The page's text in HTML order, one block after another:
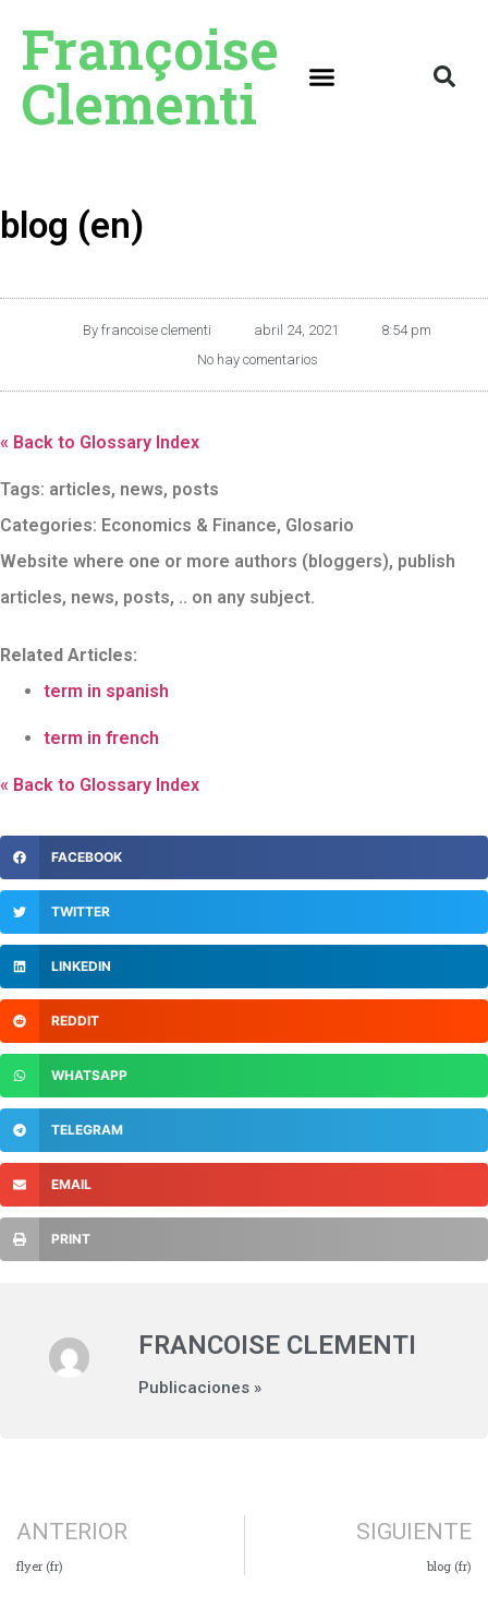
Françoise
Clementi
blog (en)
By francoise clementi abril 24, 2021
8:54 pm
No hay comentarios
« Back to Glossary Index
Tags: articles, news, posts
Categories: Economics & Finance, Glosario
Website where one or more authors (bloggers), publish
articles, news, posts, .. on any subject.
Related Articles:
term in spanish
term in french
« Back to Glossary Index
FACEBOOK
TWITTER
LINKEDIN
REDDIT
WHATSAPP
TELEGRAM
EMAIL
PRINT
FRANCOISE CLEMENTI
Publicaciones »
ANTERIOR
flyer (fr)
SIGUIENTE
blog (fr)